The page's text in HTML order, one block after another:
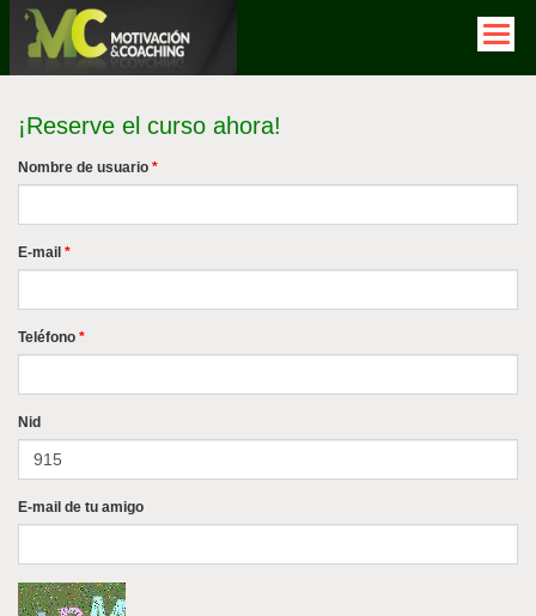
Pasar
contenido
¡Reserve el curso ahora!
Nombre de usuario *
E-mail *
Teléfono *
Nid
E-mail de tu amigo